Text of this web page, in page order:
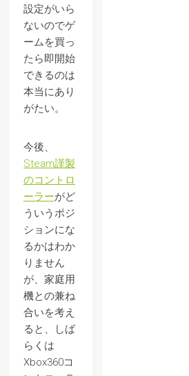
設定がいら
ないのでゲ
ームを買っ
たら即開始
できるのは
本当にあり
がたい。
今後、
Steam謹製
のコントロ
ーラーがど
ういうポジ
ションにな
るかはわか
りません
が、家庭用
機との兼ね
合いを考え
ると、しば
らくは
Xbox360コ